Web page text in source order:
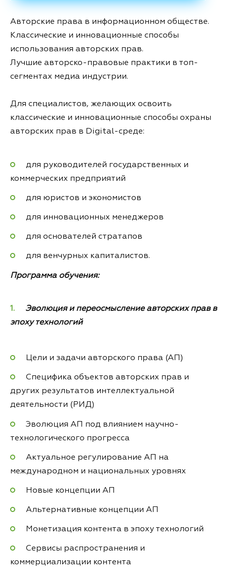
Авторские права в информационном обществе.
Классические и инновационные способы
использования авторских прав.
Лучшие авторско-правовые практики в топ-
сегментах медиа индустрии.
Для специалистов, желающих освоить
классические и инновационные способы охраны
авторских прав в Digital-среде:
для руководителей государственных и
коммерческих предприятий
для юристов и экономистов
для инновационных менеджеров
для основателей стратапов
для венчурных капиталистов.
Программа обучения:
Эволюция и переосмысление авторских прав в
эпоху технологий
Цели и задачи авторского права (АП)
Специфика объектов авторских прав и
других результатов интеллектуальной
деятельности (РИД)
Эволюция АП под влиянием научно-
технологического прогресса
Актуальное регулирование АП на
международном и национальных уровнях
Новые концепции АП
Альтернативные концепции АП
Монетизация контента в эпоху технологий
Сервисы распространения и
коммерциализации контента